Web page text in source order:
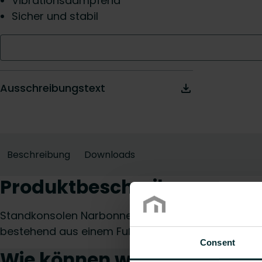
Consent
Sicher und stabil
Ausschreibungstext
Beschreibung Downloads
Produktbeschreibung
Standkonsolen Narbonne ab Bauhöhe 358 mm
bestehend aus einem Fußunter und -oberteil,